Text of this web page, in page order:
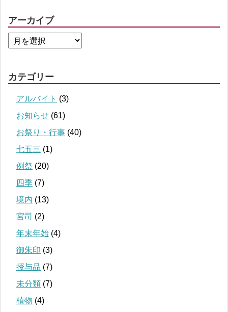
アーカイブ
カテゴリー
アルバイト (3)
お知らせ (61)
お祭り・行事 (40)
七五三 (1)
例祭 (20)
四季 (7)
境内 (13)
宮司 (2)
年末年始 (4)
御朱印 (3)
授与品 (7)
未分類 (7)
植物 (4)